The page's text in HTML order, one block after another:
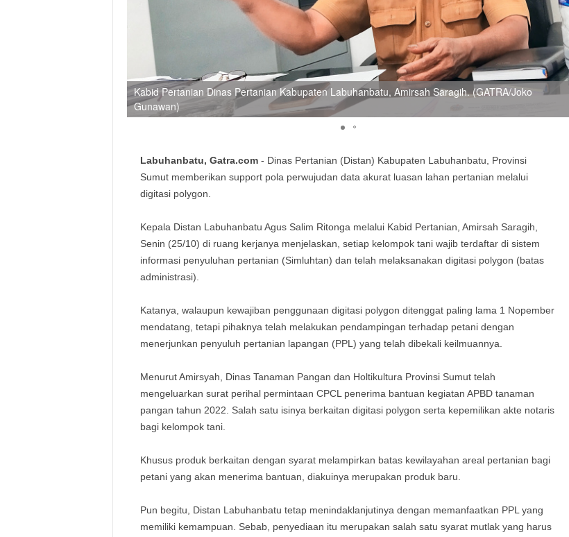
Kabid Pertanian Dinas Pertanian Kabupaten Labuhanbatu, Amirsah Saragih. (GATRA/Joko
Gunawan)
Labuhanbatu, Gatra.com- Dinas Pertanian (Distan) Kabupaten Labuhanbatu, Provinsi
Sumut memberikan support pola perwujudan data akurat luasan lahan pertanian melalui
digitasi polygon.
Kepala Distan Labuhanbatu Agus Salim Ritonga melalui Kabid Pertanian, Amirsah Saragih,
Senin (25/10) di ruang kerjanya menjelaskan, setiap kelompok tani wajib terdaftar di sistem
informasi penyuluhan pertanian (Simluhtan) dan telah melaksanakan digitasi polygon (batas
administrasi).
Katanya, walaupun kewajiban penggunaan digitasi polygon ditenggat paling lama 1 Nopember
mendatang, tetapi pihaknya telah melakukan pendampingan terhadap petani dengan
menerjunkan penyuluh pertanian lapangan (PPL) yang telah dibekali keilmuannya.
Menurut Amirsyah, Dinas Tanaman Pangan dan Holtikultura Provinsi Sumut telah
mengeluarkan surat perihal permintaan CPCL penerima bantuan kegiatan APBD tanaman
pangan tahun 2022. Salah satu isinya berkaitan digitasi polygon serta kepemilikan akte notaris
bagi kelompok tani.
Khusus produk berkaitan dengan syarat melampirkan batas kewilayahan areal pertanian bagi
petani yang akan menerima bantuan, diakuinya merupakan produk baru.
Pun begitu, Distan Labuhanbatu tetap menindaklanjutinya dengan memanfaatkan PPL yang
memiliki kemampuan. Sebab, penyediaan itu merupakan salah satu syarat mutlak yang harus